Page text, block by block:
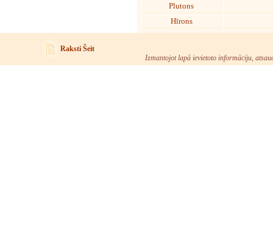
Plutons
Hīrons
Raksti Šeit
Izmantojot lapā ievietoto informāciju,